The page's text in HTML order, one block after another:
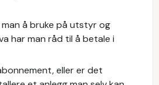
man å bruke på utstyr og
har man råd til å betale i
eller er det